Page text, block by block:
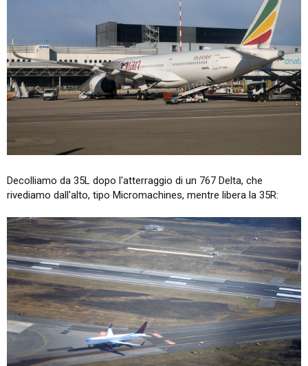
Decolliamo da 35L dopo l'atterraggio di un 767 Delta, che
rivediamo dall'alto, tipo Micromachines, mentre libera la 35R: